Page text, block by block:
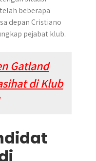
beberapa
depan Cristiano
pejabat klub.
Gatland
di Klub